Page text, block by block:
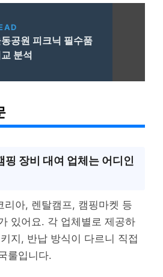
공원 피크닉 필수품
분석
핑 장비 대여 업체는 어디인
리아, 렌탈캠프, 캠핑마켓 등
있어요. 각 업체별로 제공하
지, 반납 방식이 다르니 직접
룰입니다.